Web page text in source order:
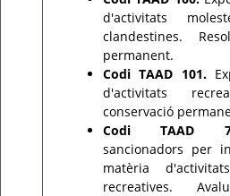
d'activitats
clandestines.
permanent.
Codi TAAD 101.
d'activitats
conservació
Codi TAAD
sancionadors per
matèria
recreatives.